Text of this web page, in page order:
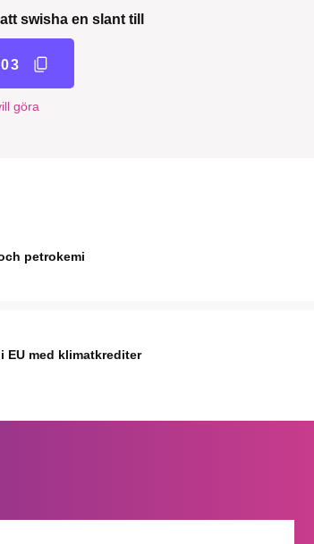
swisha en slant till
göra
petrokemi
EU med klimatkrediter